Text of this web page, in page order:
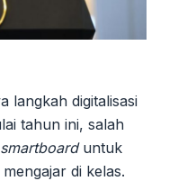
langkah digitalisasi
tahun ini, salah
smartboarduntuk
di kelas.